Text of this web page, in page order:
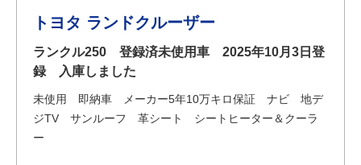
トヨタ ランドクルーザー
ランクル250 登録済未使用車 2025年10月3日登
録 入庫しました
未使用 即納車 メーカー5年10万キロ保証 ナビ 地デ
ジTV サンルーフ 革シート シートヒーター＆クーラ
ー